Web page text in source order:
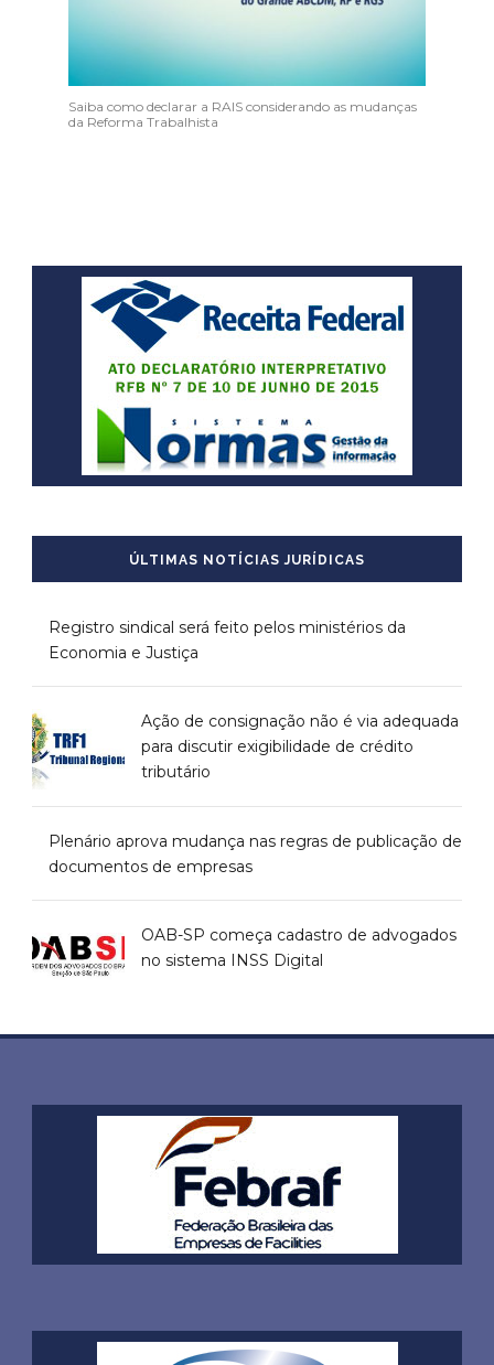
Saiba como declarar a RAIS considerando as mudanças
da Reforma Trabalhista
ÚLTIMAS NOTÍCIAS JURÍDICAS
Registro sindical será feito pelos ministérios da
Economia e Justiça
Ação de consignação não é via adequada
para discutir exigibilidade de crédito
tributário
Plenário aprova mudança nas regras de publicação de
documentos de empresas
OAB-SP começa cadastro de advogados
no sistema INSS Digital